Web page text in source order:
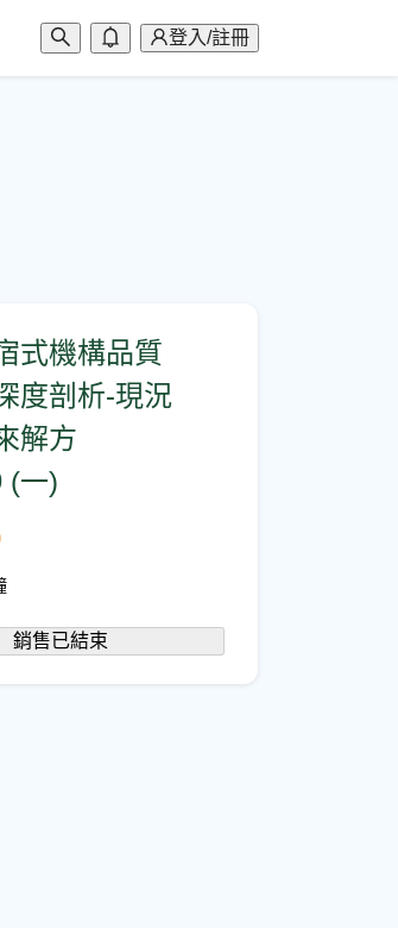
登入/註冊
式機構品質
度剖析-現況
解方
(一)
銷售已結束